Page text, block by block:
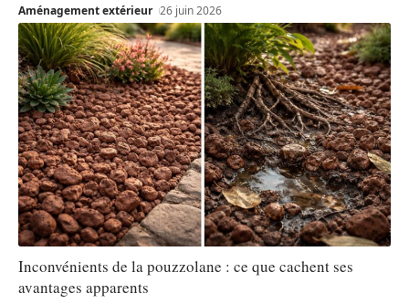
Aménagement extérieur 26 juin 2026
Inconvénients de la pouzzolane : ce que cachent ses
avantages apparents